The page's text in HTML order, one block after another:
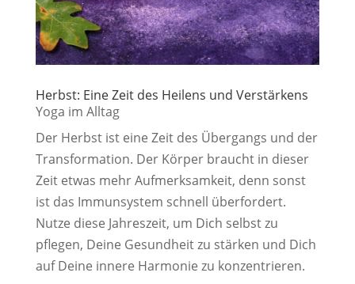
Herbst: Eine Zeit des Heilens und Verstärkens
Yoga im Alltag
Der Herbst ist eine Zeit des Übergangs und der
Transformation. Der Körper braucht in dieser
Zeit etwas mehr Aufmerksamkeit, denn sonst
ist das Immunsystem schnell überfordert.
Nutze diese Jahreszeit, um Dich selbst zu
pflegen, Deine Gesundheit zu stärken und Dich
auf Deine innere Harmonie zu konzentrieren.